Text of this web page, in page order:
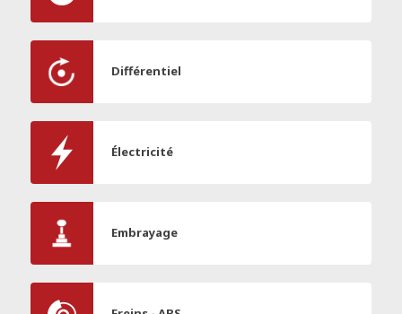
Différentiel
Électricité
Embrayage